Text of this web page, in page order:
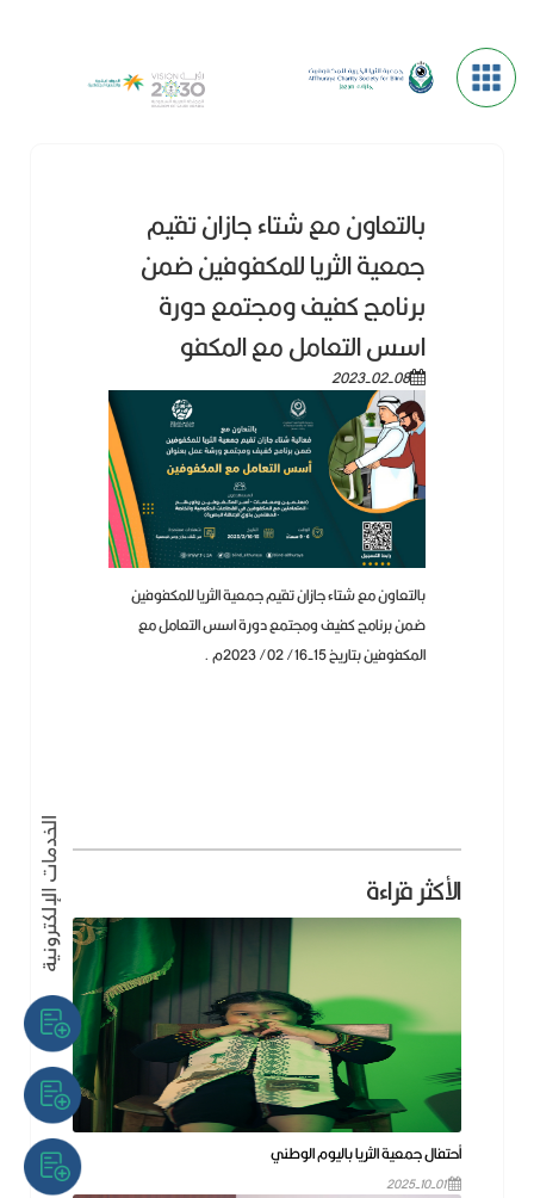
بالتعاون مع شتاء جازان تقيم
جمعية الثريا للمكفوفين ضمن
برنامج كفيف ومجتمع دورة
اسس التعامل مع المكفو
2023-02-08
بالتعاون مع شتاء جازان تقيم جمعية الثريا للمكفوفين
ضمن برنامج كفيف ومجتمع دورة اسس التعامل مع
المكفوفين بتاريخ 15-16/ 02/ 2023م .
الأكثر قراءة
أحتفال جمعية الثريا باليوم الوطني
2025-10-01